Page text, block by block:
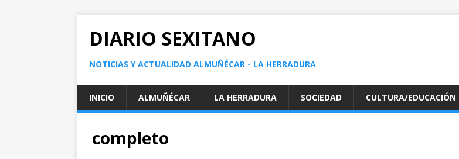
DIARIO SEXITANO
NOTICIAS Y ACTUALIDAD ALMUÑÉCAR - LA HERRADURA
INICIO ALMUÑÉCAR LA HERRADURA SOCIEDAD CULTURA/EDUCACIÓN
completo